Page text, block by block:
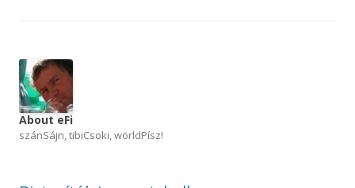
About eFi
szánSájn, tibiCsoki, wörldPísz!